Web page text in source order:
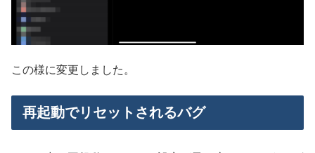
この様に変更しました。
再起動でリセットされるバグ